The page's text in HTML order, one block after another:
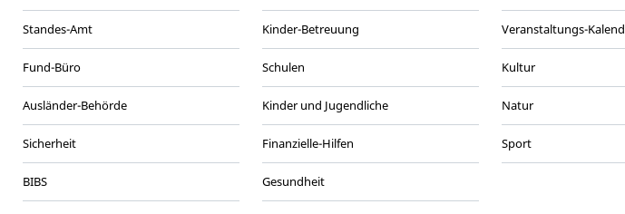
Standes-Amt
Fund-Büro
Ausländer-Behörde
Sicherheit
BIBS
Kinder-Betreuung
Schulen
Kinder und Jugendliche
Finanzielle-Hilfen
Gesundheit
Veranstaltungs-
Kultur
Natur
Sport